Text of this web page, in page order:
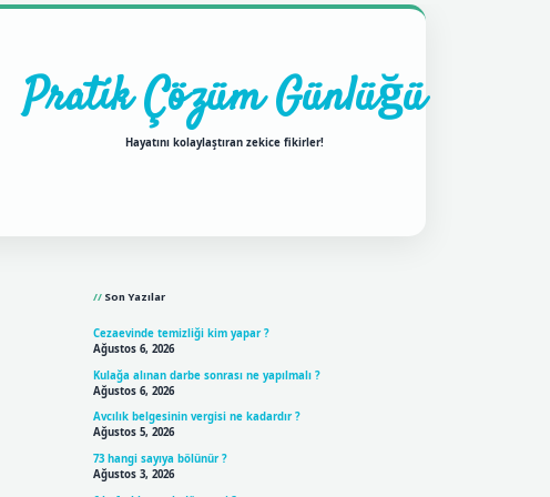
Pratik Çözüm Günlüğü
Hayatını kolaylaştıran zekice fikirler!
Son Yazılar
Cezaevinde temizliği kim yapar ?
Ağustos 6, 2026
Kulağa alınan darbe sonrası ne yapılmalı ?
Ağustos 6, 2026
Avcılık belgesinin vergisi ne kadardır ?
Ağustos 5, 2026
73 hangi sayıya bölünür ?
Ağustos 3, 2026